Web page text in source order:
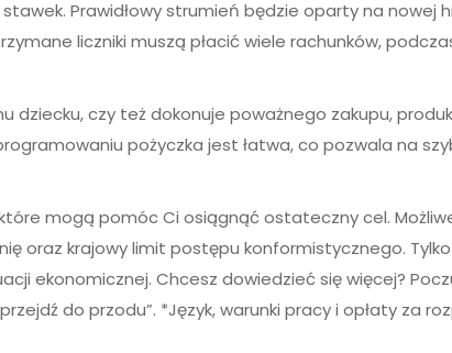
Prawidłowy strumień będzie oparty na nowej
liczniki muszą płacić wiele rachunków,
czy też dokonuje poważnego zakupu,
pożyczka jest łatwa, co pozwala na
mogą pomóc Ci osiągnąć ostateczny cel.
oraz krajowy limit postępu konformistycznego. Tylko
ekonomicznej. Chcesz dowiedzieć się więcej?
do przodu”. *Język, warunki pracy i opłaty za